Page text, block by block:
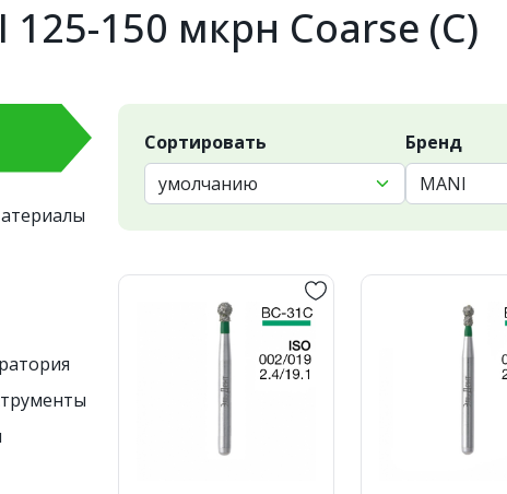
150 мкрн Coarse (C)
Сортировать
Бренд